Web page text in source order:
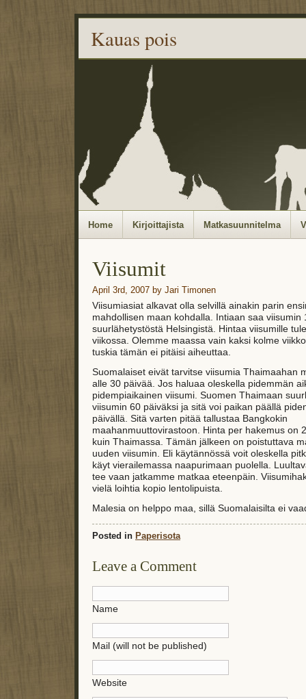
Kauas pois
Home Kirjoittajista Matkasuunnitelma
Viisumit
April 3rd, 2007 by Jari Timonen
Viisumiasiat alkavat olla selvillä ainakin parin
mahdollisen maan kohdalla. Intiaan saa viisumin
suurlähetystöstä Helsingistä. Hintaa viisumille
viikossa. Olemme maassa vain kaksi kolme
tuskia tämän ei pitäisi aiheuttaa.
Suomalaiset eivät tarvitse viisumia Thaimaahan
alle 30 päivää. Jos haluaa oleskella pidemmän
pidempiaikainen viisumi. Suomen Thaimaan
viisumin 60 päiväksi ja sitä voi paikan päällä
päivällä. Sitä varten pitää tallustaa Bangkokin
maahanmuuttovirastoon. Hinta per hakemus on
kuin Thaimassa. Tämän jälkeen on poistuttava
uuden viisumin. Eli käytännössä voit oleskella
käyt vierailemassa naapurimaan puolella.
tee vaan jatkamme matkaa eteenpäin.
vielä loihtia kopio lentolipuista.
Malesia on helppo maa, sillä Suomalaisilta ei
Posted in Paperisota
Leave a Comment
Name
Mail (will not be published)
Website